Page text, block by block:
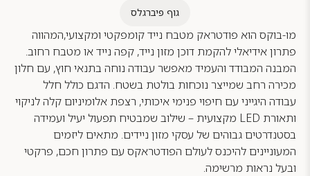
גוף פיברגלס
מו-בוקס הוא פודטראק מטבח נייד קומפקטי ומקצועי,המהווה
פתרון אידיאלי להקמת דוכן מזון נייד, קפה נייד או מטבח רחוב.
המבנה המבודד והעמיד מאפשר עבודה נוחה בתנאי חוץ, עם חלון
מכירה רחב שמייצר נוכחות בולטת בשטח. הדגם כולל חלל
עבודה היגייני עם חיפוי פנימי איכותי, רצפת אלומיניום קלה לניקוי
ותאורת LED מקצועית – שילוב שמבטיח תפעול יעיל ועמידה
בסטנדרטים גבוהים של עסקי מזון ניידים. מתאים ליזמים
המעוניינים להיכנס לעולם הפודטראקס עם פתרון חכם, פרקטי
ובעל נראות מרשימה.